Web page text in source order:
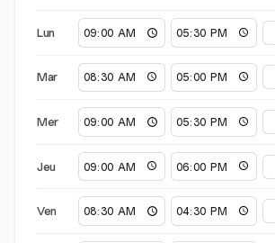
Lun
Mar
Mer
Jeu
Ven